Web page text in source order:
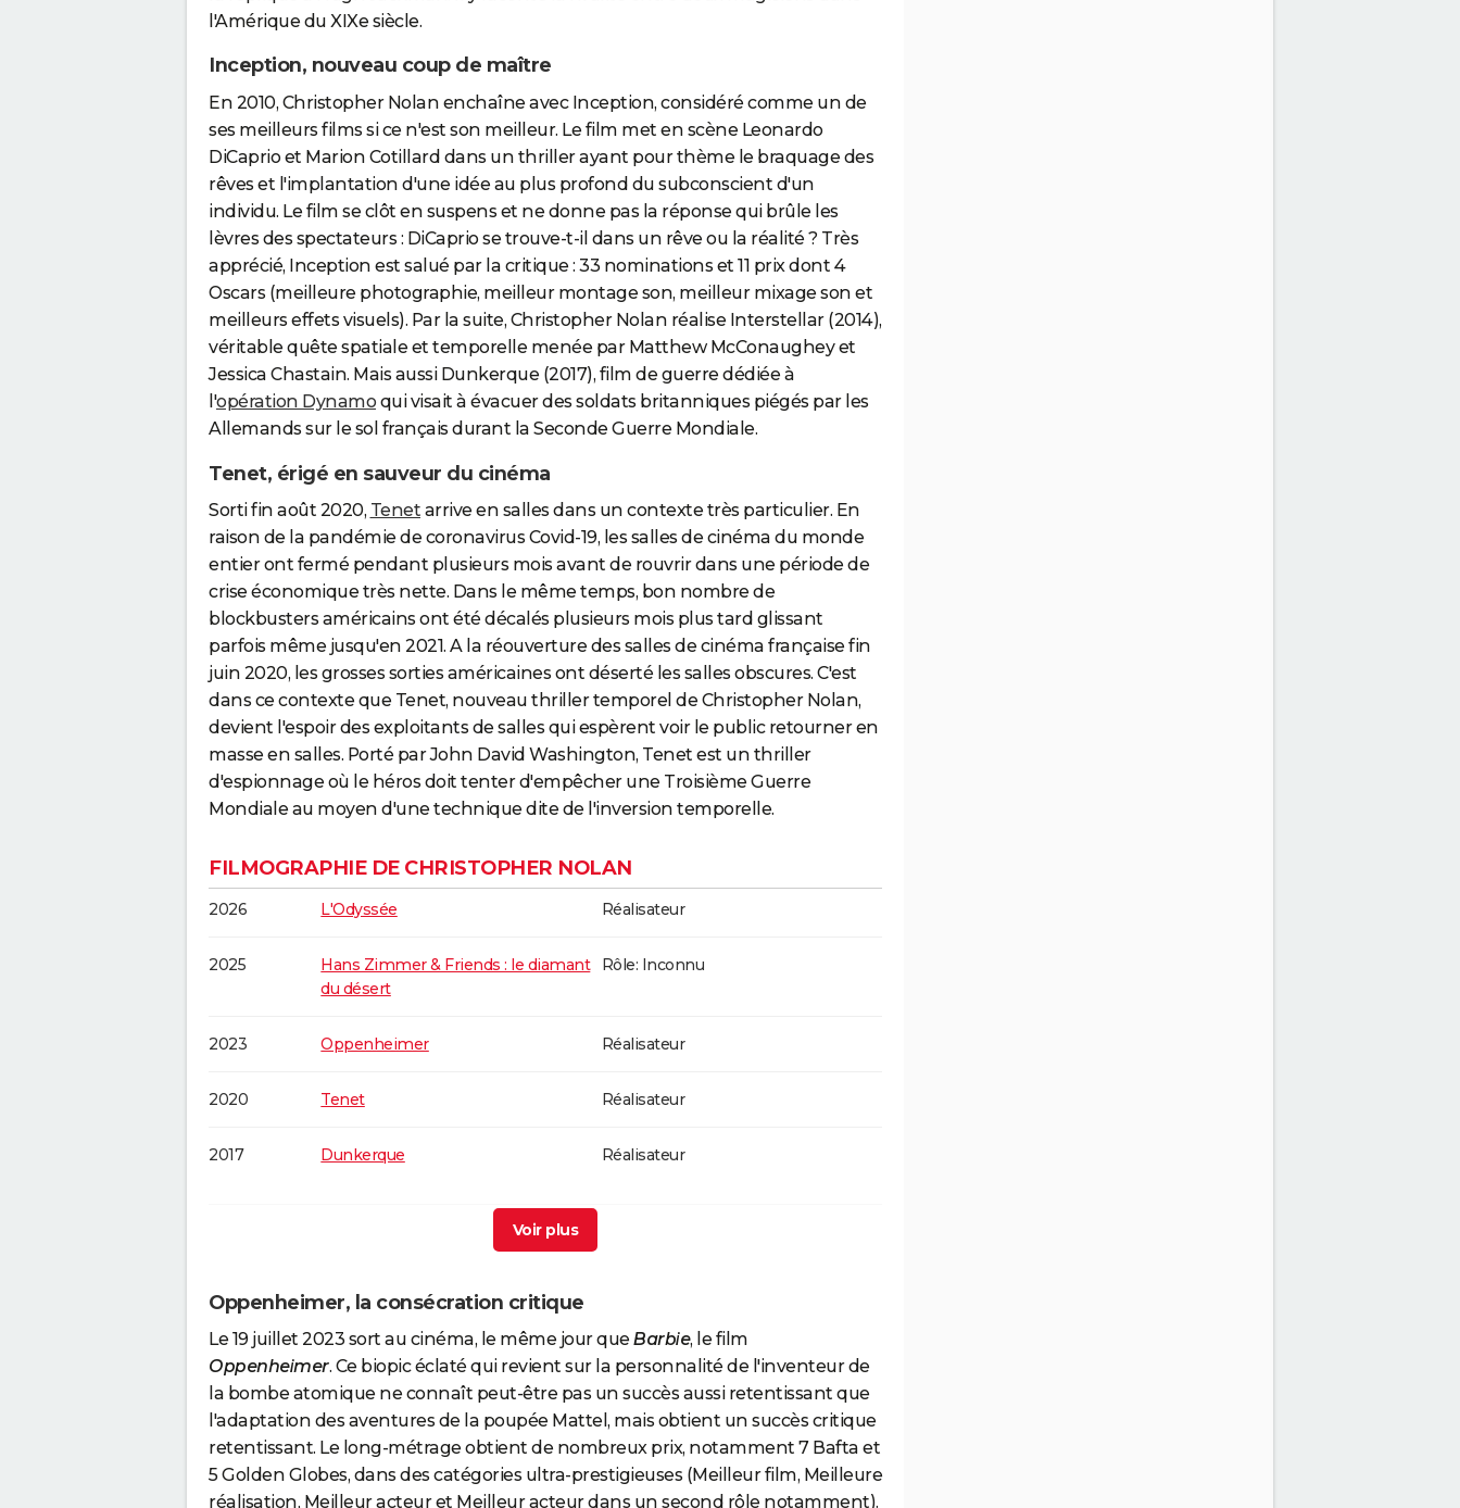
l'Amérique du XIXe siècle.
Inception, nouveau coup de maître
En 2010, Christopher Nolan enchaîne avec Inception, considéré comme un de
ses meilleurs films si ce n'est son meilleur. Le film met en scène Leonardo
DiCaprio et Marion Cotillard dans un thriller ayant pour thème le braquage des
rêves et l'implantation d'une idée au plus profond du subconscient d'un
individu. Le film se clôt en suspens et ne donne pas la réponse qui brûle les
lèvres des spectateurs : DiCaprio se trouve-t-il dans un rêve ou la réalité ? Très
apprécié, Inception est salué par la critique : 33 nominations et 11 prix dont 4
Oscars (meilleure photographie, meilleur montage son, meilleur mixage son et
meilleurs effets visuels). Par la suite, Christopher Nolan réalise Interstellar (2014),
véritable quête spatiale et temporelle menée par Matthew McConaughey et
Jessica Chastain. Mais aussi Dunkerque (2017), film de guerre dédiée à
l'opération Dynamo qui visait à évacuer des soldats britanniques piégés par les
Allemands sur le sol français durant la Seconde Guerre Mondiale.
Tenet, érigé en sauveur du cinéma
Sorti fin août 2020, Tenet arrive en salles dans un contexte très particulier. En
raison de la pandémie de coronavirus Covid-19, les salles de cinéma du monde
entier ont fermé pendant plusieurs mois avant de rouvrir dans une période de
crise économique très nette. Dans le même temps, bon nombre de
blockbusters américains ont été décalés plusieurs mois plus tard glissant
parfois même jusqu'en 2021. A la réouverture des salles de cinéma française fin
juin 2020, les grosses sorties américaines ont déserté les salles obscures. C'est
dans ce contexte que Tenet, nouveau thriller temporel de Christopher Nolan,
devient l'espoir des exploitants de salles qui espèrent voir le public retourner en
masse en salles. Porté par John David Washington, Tenet est un thriller
d'espionnage où le héros doit tenter d'empêcher une Troisième Guerre
Mondiale au moyen d'une technique dite de l'inversion temporelle.
FILMOGRAPHIE DE CHRISTOPHER NOLAN
2026 L'Odyssée Réalisateur
2025
Hans Zimmer & Friends : le diamant
du désert
Rôle: Inconnu
2023 Oppenheimer Réalisateur
2020 Tenet Réalisateur
2017 Dunkerque Réalisateur
2008 The Dark Knight, Le Chevalier Noir Réalisateur
2006 Le Prestige Réalisateur
2005 Batman Begins Réalisateur
Oppenheimer, la consécration critique
Le 19 juillet 2023 sort au cinéma, le même jour que Barbie, le film
Oppenheimer. Ce biopic éclaté qui revient sur la personnalité de l'inventeur de
la bombe atomique ne connaît peut-être pas un succès aussi retentissant que
l'adaptation des aventures de la poupée Mattel, mais obtient un succès critique
retentissant. Le long-métrage obtient de nombreux prix, notamment 7 Bafta et
5 Golden Globes, dans des catégories ultra-prestigieuses (Meilleur film, Meilleure
réalisation, Meilleur acteur et Meilleur acteur dans un second rôle notamment).